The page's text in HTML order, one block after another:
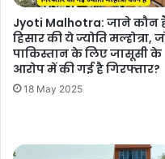
Jyoti Malhotra: ​​जाने कौन
हिसार की ये ज्योति मल्होत्रा,
पाकिस्तान के लिए जासूसी के
आरोप में की गई है गिरफ्तार?
18 May 2025